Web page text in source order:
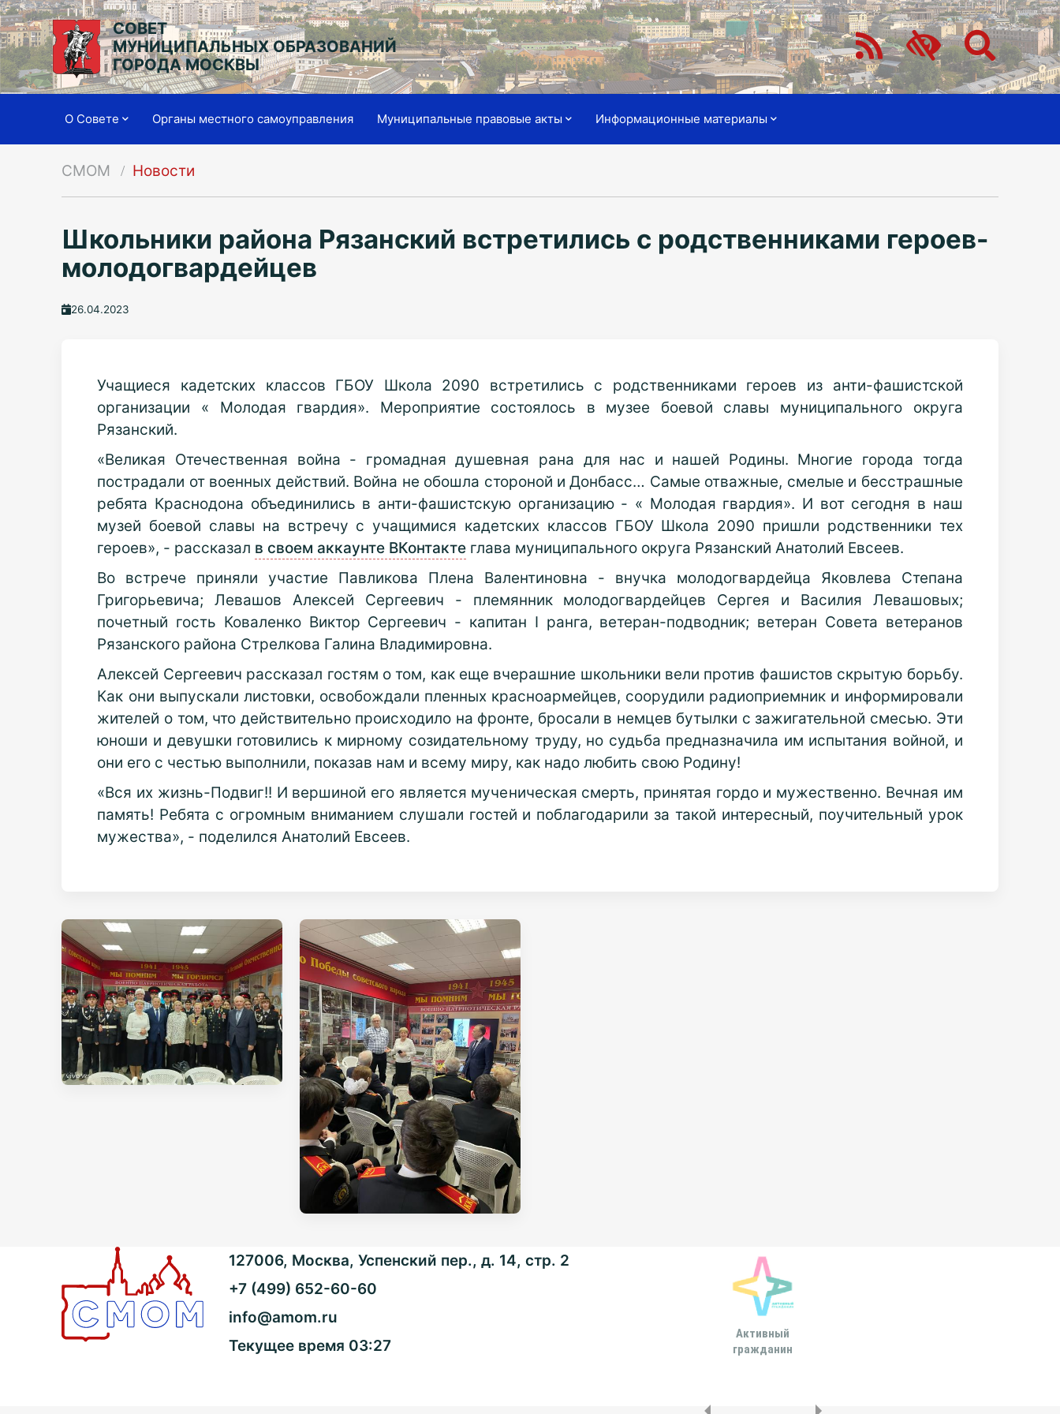
СОВЕТ
МУНИЦИПАЛЬНЫХ ОБРАЗОВАНИЙ
ГОРОДА МОСКВЫ
О Совете Органы местного самоуправления Муниципальные правовые акты Информационные материалы
СМОМ Новости
Школьники района Рязанский встретились с родственниками героев-
молодогвардейцев
26.04.2023
Учащиеся кадетских классов ГБОУ Школа 2090 встретились с родственниками героев из анти-фашистской
организации « Молодая гвардия». Мероприятие состоялось в музее боевой славы муниципального округа
Рязанский.
«Великая Отечественная война - громадная душевная рана для нас и нашей Родины. Многие города тогда
пострадали от военных действий. Война не обошла стороной и Донбасс… Самые отважные, смелые и бесстрашные
ребята Краснодона объединились в анти-фашистскую организацию - « Молодая гвардия». И вот сегодня в наш
музей боевой славы на встречу с учащимися кадетских классов ГБОУ Школа 2090 пришли родственники тех
героев», - рассказал в своем аккаунте ВКонтакте глава муниципального округа Рязанский Анатолий Евсеев.
Во встрече приняли участие Павликова Плена Валентиновна - внучка молодогвардейца Яковлева Степана
Григорьевича; Левашов Алексей Сергеевич - племянник молодогвардейцев Сергея и Василия Левашовых;
почетный гость Коваленко Виктор Сергеевич - капитан I ранга, ветеран-подводник; ветеран Совета ветеранов
Рязанского района Стрелкова Галина Владимировна.
Алексей Сергеевич рассказал гостям о том, как еще вчерашние школьники вели против фашистов скрытую борьбу.
Как они выпускали листовки, освобождали пленных красноармейцев, соорудили радиоприемник и информировали
жителей о том, что действительно происходило на фронте, бросали в немцев бутылки с зажигательной смесью. Эти
юноши и девушки готовились к мирному созидательному труду, но судьба предназначила им испытания войной, и
они его с честью выполнили, показав нам и всему миру, как надо любить свою Родину!
«Вся их жизнь-Подвиг!! И вершиной его является мученическая смерть, принятая гордо и мужественно. Вечная им
память! Ребята с огромным вниманием слушали гостей и поблагодарили за такой интересный, поучительный урок
мужества», - поделился Анатолий Евсеев.
127006, Москва, Успенский пер., д. 14, стр. 2
+7 (499) 652-60-60
info@amom.ru
Текущее время 03:27
Активный
гражданин